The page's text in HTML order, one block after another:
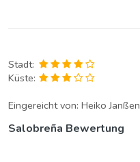
Stadt:
Küste:
Eingereicht von: Heiko Janßen
Salobreña Bewertung